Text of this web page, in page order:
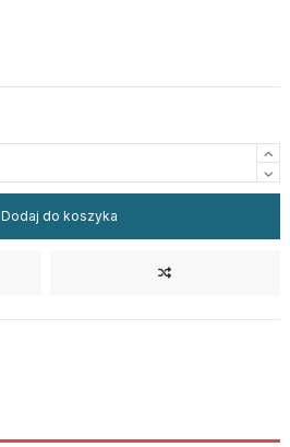
Dodaj do koszyka